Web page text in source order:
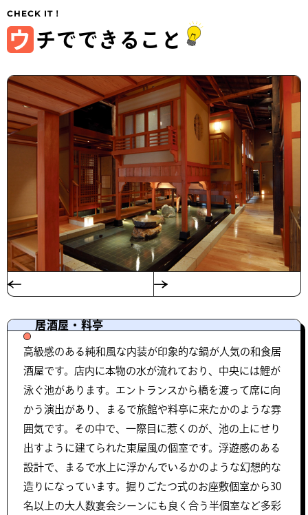
ウ チでできること
居酒屋・料亭
高級感のある純和風な内装が印象的な鍋が人気の和食居
酒屋です。店内に本物の水が流れており、中央には鯉が
泳ぐ池があります。エントランスから橋を渡って席に向
かう演出があり、まるで旅館や料亭に来たかのような雰
囲気です。その中で、一際目に惹くのが、池の上にせり
出すように建てられた東屋風の個室です。浮遊感のある
設計で、まるで水上に浮かんでいるかのような幻想的な
造りになっています。掘りごたつ式のお座敷個室から30
名以上の大人数宴会シーンにも良く合う半個室など多彩